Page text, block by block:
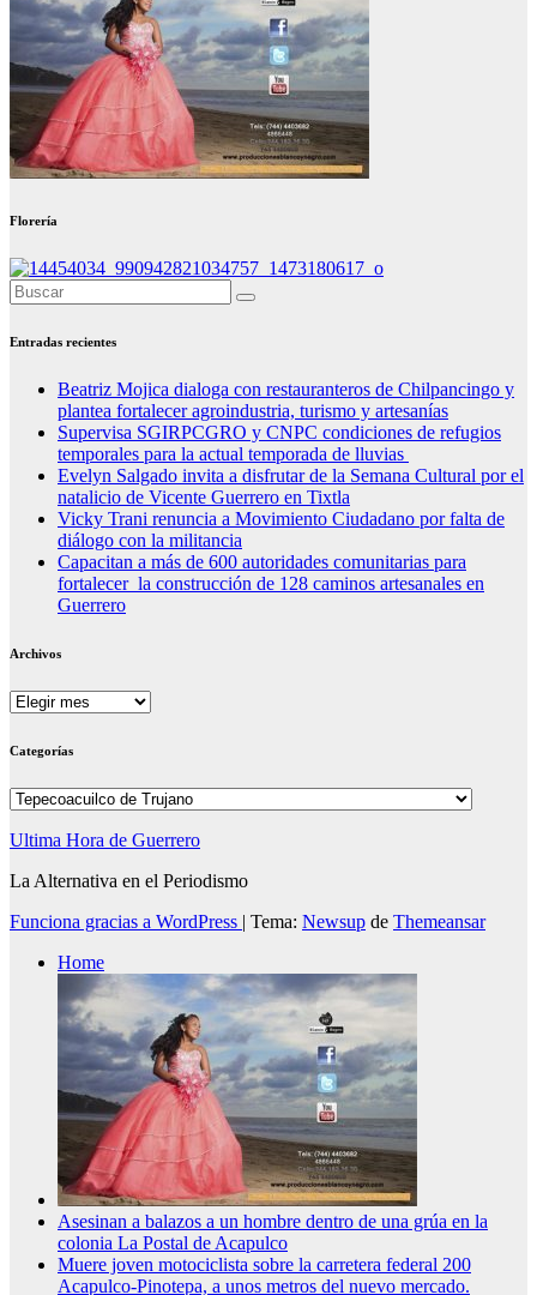
Florería
Entradas recientes
Beatriz Mojica dialoga con restauranteros de Chilpancingo y
plantea fortalecer agroindustria, turismo y artesanías
Supervisa SGIRPCGRO y CNPC condiciones de refugios
temporales para la actual temporada de lluvias
Evelyn Salgado invita a disfrutar de la Semana Cultural por el
natalicio de Vicente Guerrero en Tixtla
Vicky Trani renuncia a Movimiento Ciudadano por falta de
diálogo con la militancia
Capacitan a más de 600 autoridades comunitarias para
fortalecer la construcción de 128 caminos artesanales en
Guerrero
Archivos
Archivos
Categorías
Categorías
Ultima Hora de Guerrero
La Alternativa en el Periodismo
Funciona gracias a WordPress | Tema: Newsup de Themeansar
Home
Asesinan a balazos a un hombre dentro de una grúa en la
colonia La Postal de Acapulco
Muere joven motociclista sobre la carretera federal 200
Acapulco-Pinotepa, a unos metros del nuevo mercado.